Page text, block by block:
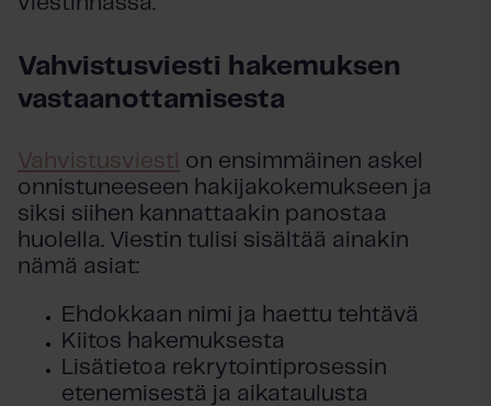
Vahvistusviesti hakemuksen
vastaanottamisesta
Vahvistusviesti on ensimmäinen askel
onnistuneeseen hakijakokemukseen ja
siksi siihen kannattaakin panostaa
huolella. Viestin tulisi sisältää ainakin
nämä asiat:
Ehdokkaan nimi ja haettu tehtävä
Kiitos hakemuksesta
Lisätietoa rekrytointiprosessin
etenemisestä ja aikataulusta